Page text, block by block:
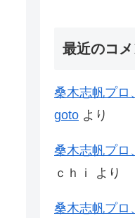
最近のコメ
桑木志帆プロ
goto より
桑木志帆プロ
ｃｈｉ
より
桑木志帆プロ